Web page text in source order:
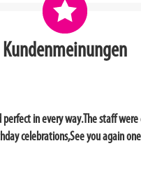
Kundenmeinungen
in every way.The staff
celebrations,See you again